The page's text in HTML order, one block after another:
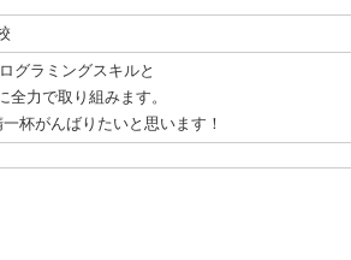
グラミングスキルと
全力で取り組みます。
杯がんばりたいと思います！